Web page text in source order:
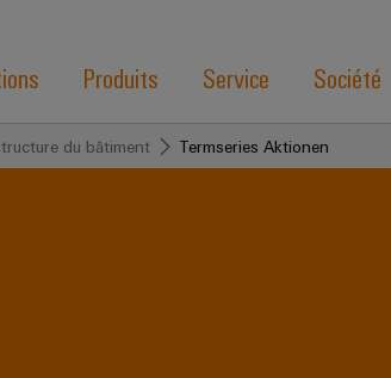
Produits Service Société
du bâtiment Termseries Aktionen